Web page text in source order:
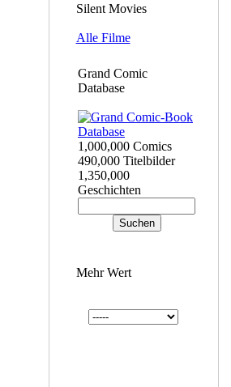
Silent Movies
Alle Filme
Grand Comic
Database
1,000,000 Comics
490,000 Titelbilder
1,350,000
Geschichten
Mehr Wert